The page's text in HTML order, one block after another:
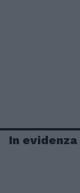
In evidenza